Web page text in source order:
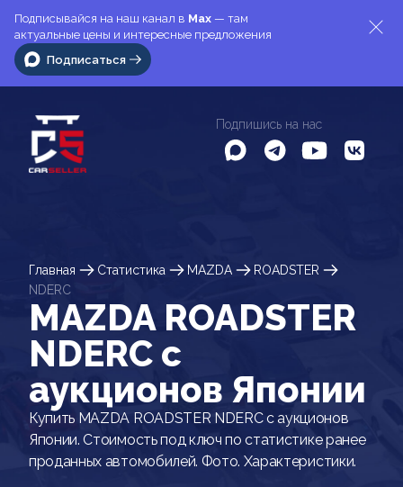
Подписывайся на наш канал в Max — там
актуальные цены и интересные предложения
Подписаться
Подпишись на нас
Главная Статистика MAZDA
ROADSTER
NDERC
MAZDA ROADSTER
NDERC c
аукционов Японии
Купить MAZDA ROADSTER NDERC с аукционов
Японии. Стоимость под ключ по статистике ранее
проданных автомобилей. Фото. Характеристики.